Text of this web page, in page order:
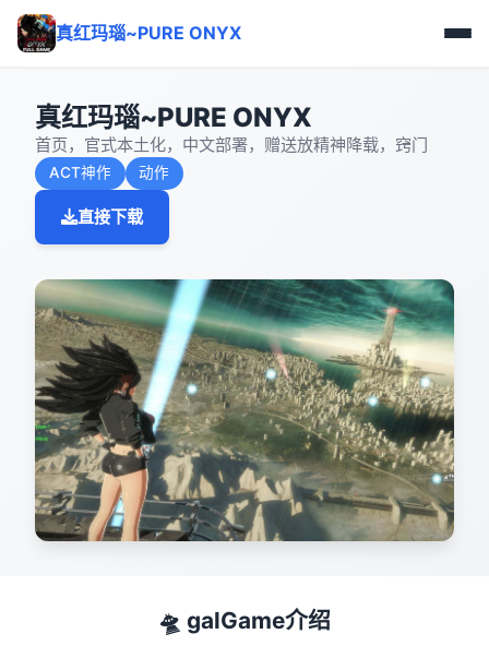
真红玛瑙~PURE ONYX
真红玛瑙~PURE ONYX
首页，官式本土化，中文部署，赠送放精神降载，窍门
ACT神作 动作
直接下载
🛸 galGame介绍